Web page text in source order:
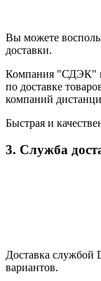
Вы можете
доставки.
Компания "СДЭК"
по доставке
компаний
Быстрая и
3. Служба
Доставка
вариантов.